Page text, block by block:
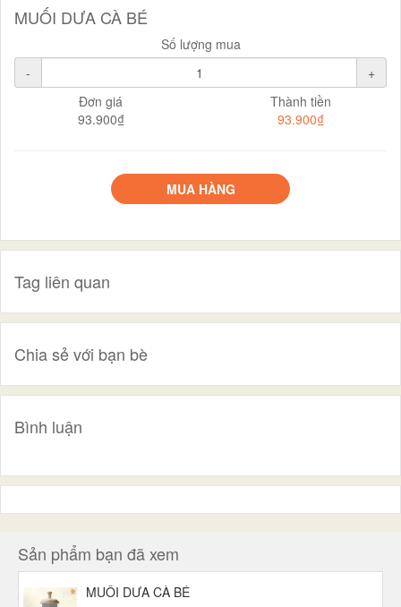
MUỐI DƯA CÀ BÉ
Số lượng mua
-
+
Đơn giá
93.900₫
Thành tiền
93.900₫
MUA HÀNG
Tag liên quan
Chia sẻ với bạn bè
Bình luận
Sản phẩm bạn đã xem
MUỐI DƯA CÀ BÉ